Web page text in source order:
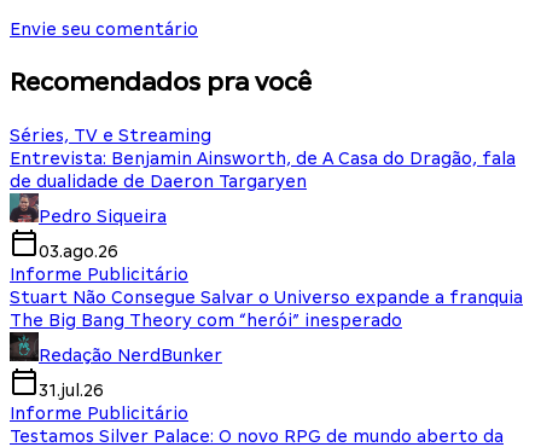
Envie seu comentário
Recomendados pra você
Séries, TV e Streaming
Entrevista: Benjamin Ainsworth, de A Casa do Dragão, fala
de dualidade de Daeron Targaryen
Pedro Siqueira
03.ago.26
Informe Publicitário
Stuart Não Consegue Salvar o Universo expande a franquia
The Big Bang Theory com “herói” inesperado
Redação NerdBunker
31.jul.26
Informe Publicitário
Testamos Silver Palace: O novo RPG de mundo aberto da